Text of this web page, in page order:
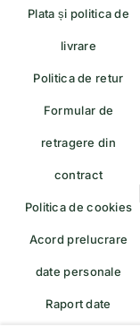
Plata și politica de
livrare
Politica de retur
Formular de
retragere din
contract
Politica de cookies
Acord prelucrare
date personale
Raport date